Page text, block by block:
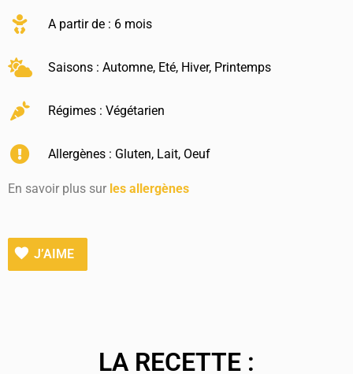
A partir de : 6 mois
Saisons :Automne, Eté, Hiver, Printemps
Régimes :Végétarien
Allergènes : Gluten, Lait, Oeuf
En savoir plus sur les allergènes
J’AIME
LA RECETTE :